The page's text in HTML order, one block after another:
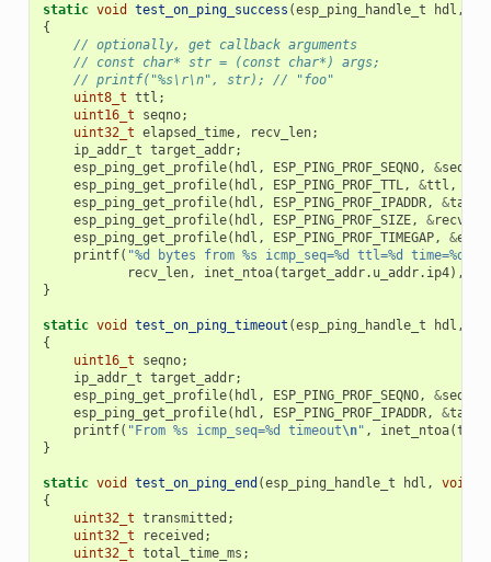
static void test_on_ping_success (esp_ping_handle_t hdl ,
{
// optionally, get callback arguments
// const char* str = (const char*) args;
// printf("%s\r\n", str); // "foo"
uint8_t ttl ;
uint16_t
seqno;
uint32_t elapsed_time, recv_len;
ip_addr_t target_addr;
esp_ping_get_profile( hdl , ESP_PING_PROF_SEQNO, &seqno
esp_ping_get_profile( hdl , ESP_PING_PROF_TTL, &ttl ,
esp_ping_get_profile( hdl , ESP_PING_PROF_IPADDR, &
esp_ping_get_profile( hdl , ESP_PING_PROF_SIZE, &
esp_ping_get_profile( hdl , ESP_PING_PROF_TIMEGAP, &
printf( "%d bytes from %s icmp_seq=%d ttl=%d time=%d ms
recv_len, inet_ntoa(target_addr. u_addr. ip4),
}
static void test_on_ping_timeout (esp_ping_handle_t hdl ,
{
uint16_t
seqno;
ip_addr_t target_addr;
esp_ping_get_profile( hdl , ESP_PING_PROF_SEQNO, &seqno
esp_ping_get_profile( hdl , ESP_PING_PROF_IPADDR, &
printf( "From %s icmp_seq=%d timeout\n" , inet_ntoa(
}
static void test_on_ping_end (esp_ping_handle_t hdl , void
{
uint32_t transmitted ;
uint32_t
received ;
uint32_t total_time_ms ;